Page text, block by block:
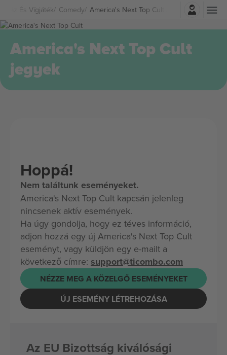
És Vígjáték Comedy America's Next Top Cult Jegyek
Belépés
America's Next Top Cult
jegyek
Hoppá!
Nem találtunk eseményeket.
America's Next Top Cult kapcsán jelenleg
nincsenek aktív események.
Ha úgy gondolja, hogy ez téves információ,
adjon hozzá egy új America's Next Top Cult
eseményt, vagy küldjön egy e-mailt a
következő címre: support@ticombo.com
NÉZZE MEG A KÖZELGŐ ESEMÉNYEKET
ÚJ ESEMÉNY LÉTREHOZÁSA
Az EU Bizottság kiválósági